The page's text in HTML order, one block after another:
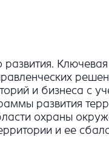
и бизнеса с
развития
охраны
и ее